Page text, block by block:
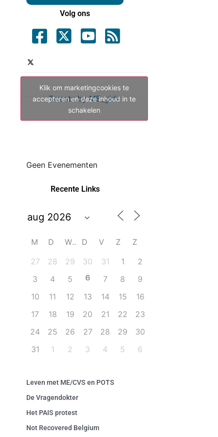
Volg ons
Tweets by ME_gids
Klik om marketingcookies te
accepteren en deze inhoud in te
schakelen
Geen Evenementen
Recente Links
M D W D V Z
Z
27
28 29 30 31 1
2
3
4 5 6 7 8
9
10
11 12 13 14 15
16
17
18 19 20 21 22
23
24
25 26 27 28 29
30
31
1 2 3 4 5 6
Leven met ME/CVS en POTS
De Vragendokter
Het PAIS protest
Not Recovered Belgium